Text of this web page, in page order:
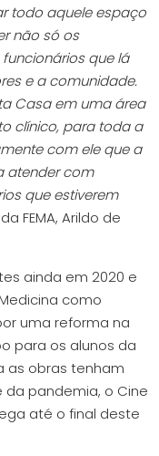
todo aquele espaço
não só os
que lá
e a comunidade.
Casa em uma área
clínico, para toda a
com ele que a
atender com
que estiverem
FEMA, Arildo de
ainda em 2020 e
como
uma reforma na
para os alunos da
as obras tenham
pandemia, o Cine
até o final deste